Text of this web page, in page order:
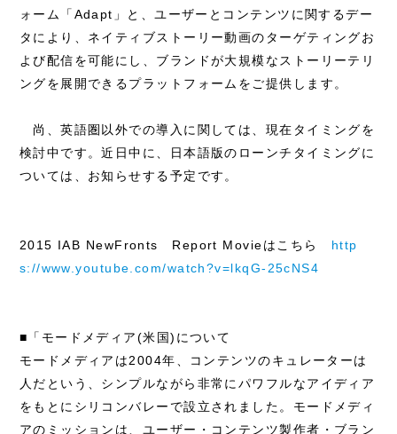
ォーム「Adapt」と、ユーザーとコンテンツに関するデー
タにより、ネイティブストーリー動画のターゲティングお
よび配信を可能にし、ブランドが大規模なストーリーテリ
ングを展開できるプラットフォームをご提供します。
尚、英語圏以外での導入に関しては、現在タイミングを
検討中です。近日中に、日本語版のローンチタイミングに
ついては、お知らせする予定です。
2015 IAB NewFronts Report Movieはこちら http
s://www.youtube.com/watch?v=lkqG-25cNS4
■「モードメディア(米国)について
モードメディアは2004年、コンテンツのキュレーターは
人だという、シンプルながら非常にパワフルなアイディア
をもとにシリコンバレーで設立されました。モードメディ
アのミッションは、ユーザー・コンテンツ製作者・ブラン